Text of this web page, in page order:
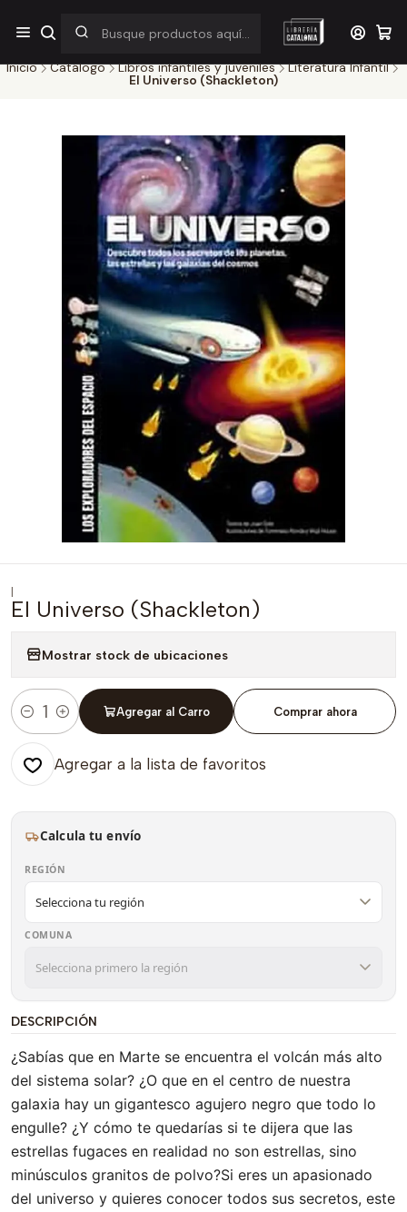
¡Por pocos días! Despacho a $1.000 en RM por compras sobre
$38.000
Inicio Catálogo Libros infantiles y juveniles
Literatura Infantil
El Universo (Shackleton)
|
El Universo (Shackleton)
Mostrar stock de ubicaciones
Cantidad
Agregar al Carro Comprar ahora
Agregar a la lista de favoritos
Calcula tu envío
REGIÓN
COMUNA
DESCRIPCIÓN
¿Sabías que en Marte se encuentra el volcán más alto
del sistema solar? ¿O que en el centro de nuestra
galaxia hay un gigantesco agujero negro que todo lo
engulle? ¿Y cómo te quedarías si te dijera que las
estrellas fugaces en realidad no son estrellas, sino
minúsculos granitos de polvo?Si eres un apasionado
del universo y quieres conocer todos sus secretos, este